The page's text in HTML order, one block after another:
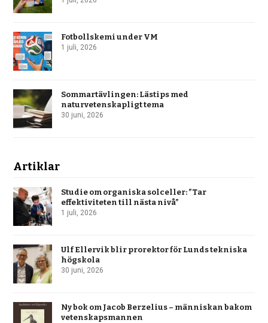
Fotbollskemi under VM
1 juli, 2026
Sommartävlingen: Lästips med
naturvetenskapligt tema
30 juni, 2026
Artiklar
Studie om organiska solceller: ”Tar
effektiviteten till nästa nivå”
1 juli, 2026
Ulf Ellervik blir prorektor för Lunds tekniska
högskola
30 juni, 2026
Ny bok om Jacob Berzelius – människan bakom
vetenskapsmannen